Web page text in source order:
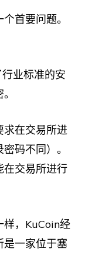
首要问题。
业标准的安
求在交易所进
码不同）。
在交易所进行
样，KuCoin经
是一家位于塞